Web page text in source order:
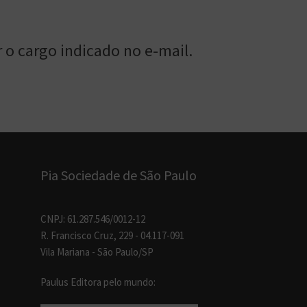
o cargo indicado no e-mail.
Pia Sociedade de São Paulo
CNPJ: 61.287.546/0012-12
R. Francisco Cruz, 229 - 04.117-091
Vila Mariana - São Paulo/SP
Paulus Editora pelo mundo: